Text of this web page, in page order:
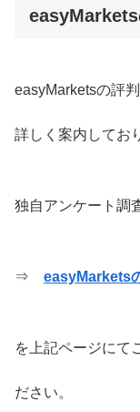
easyMarkets
easyMarketsの評
詳しく案内してお
独自アンケート調
⇒ easyMarkets
を上記ページにて
ださい。